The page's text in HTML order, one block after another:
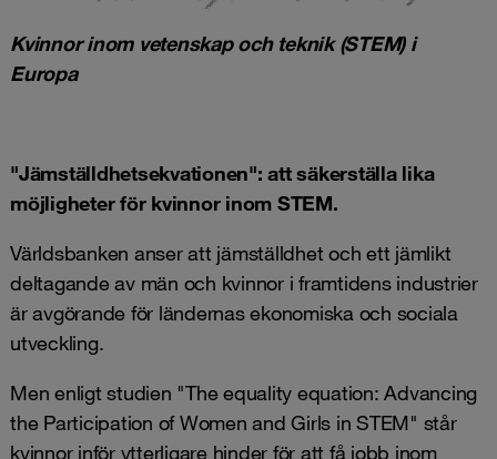
Kvinnor inom vetenskap och teknik (STEM) i
Europa
"Jämställdhetsekvationen": att säkerställa lika
möjligheter för kvinnor inom STEM.
Världsbanken anser att jämställdhet och ett jämlikt
deltagande av män och kvinnor i framtidens industrier
är avgörande för ländernas ekonomiska och sociala
utveckling.
Men enligt studien "The equality equation: Advancing
the Participation of Women and Girls in STEM" står
kvinnor inför ytterligare hinder för att få jobb inom